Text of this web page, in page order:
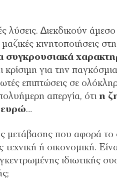
λύσεις. ∆ιεκδικούν
κινητοποιήσεις
για την
επιπτώσεις σε
απεργία, ότι η
ευρώ…
µετάβασης που αφορά
ή οικονοµική.
ιδιωτικής